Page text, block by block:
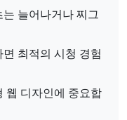
늘어나거나 찌그
최적의 시청 경험
웹 디자인에 중요합